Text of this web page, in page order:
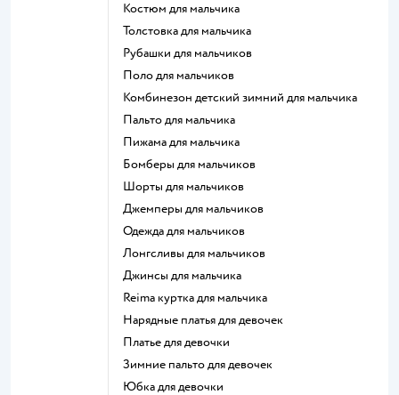
Костюм для мальчика
Толстовка для мальчика
Рубашки для мальчиков
Поло для мальчиков
Комбинезон детский зимний для мальчика
Пальто для мальчика
Пижама для мальчика
Бомберы для мальчиков
Шорты для мальчиков
Джемперы для мальчиков
Одежда для мальчиков
Лонгсливы для мальчиков
Джинсы для мальчика
Reima куртка для мальчика
Нарядные платья для девочек
Платье для девочки
Зимние пальто для девочек
Юбка для девочки